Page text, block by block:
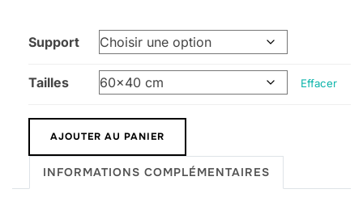
Support
Tailles Effacer
AJOUTER AU PANIER
INFORMATIONS COMPLÉMENTAIRES